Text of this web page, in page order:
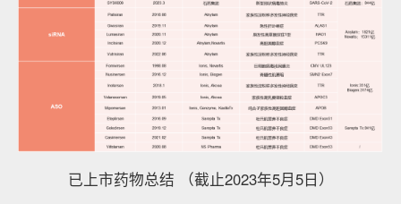
已上市药物总结 （截止2023年5月5日）